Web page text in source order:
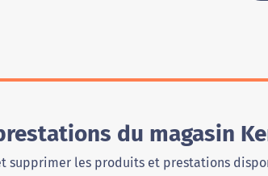
du magasin
supprimer les produits et prestations